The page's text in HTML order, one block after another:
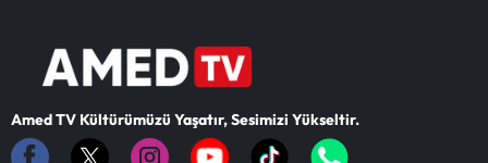
Amed TV Kültürümüzü Yaşatır, Sesimizi Yükseltir.